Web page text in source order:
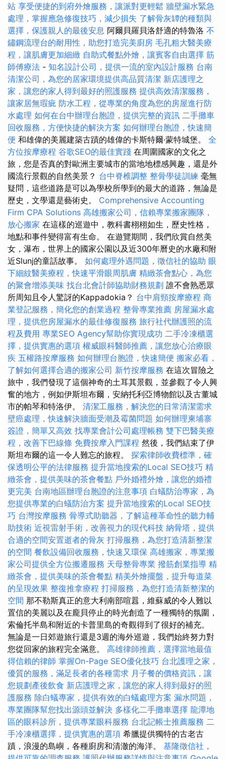
站 享受便捷的到府外燴服務，讓派對更輕鬆 牆壁漏水緊急
處理，掌握應急修復技巧，減少損失 了解骨灰罈的種類與
選擇，保護親人的最後安息 阿爾貝羅貝洛舒適的特魯洛 不
鏽鋼流理台的耐用性，助您打造完美廚房 毛孔粗大醫美療
程，讓肌膚更加細緻 自助式餐點外燴，讓賓客自由選擇 筋
師傅療法 - 知名設計公司，提供一流的室內設計服務 台南
清潔公司，為您的居家環境提供高品質清潔 新店護理之
家，讓您的家人得到最好的照護服務 提供高效清潔服務，
讓家居無瑕疵 防水工程，從專業的角度為您的房屋進行防
水處理 如何在台中辦理台胞證，提供完整的資訊 二手攤車
回收服務，方便快捷的解決方案 如何辦理台胞證，快速簡
便 和雄偉的美麗建築古蹟的雄偉的卡斯特爾·蒙特城堡。 全
方位按摩療程 谷歌SEO的最佳實踐 在周圍國家的文化之
旅，您是否真的對歐洲主要城市的當地地標感興趣，還是外
國流行景觀的自然美景？ 台中脊椎調整 整骨學徒訓練 毫無
疑問，這些道路是可以為學校所學到的最大的道路，無論是
歷史，文學還是藝術史。 Comprehensive Accounting
Firm CPA Solutions 高雄搬家公司，信賴專業搬家團隊，
放心搬家 在這樣的巡遊中，教科書栩栩如生，歷史性格，
地點和事件變得富有生命。 在遊覽期間，我們欣賞自然美
女，瀑布，世界上的國家公園以及近300年曆史的水廠和附
近Slunj的童話故事。 如何處理外遇問題，徵信社的協助 眼
下細紋醫美療程，快速平滑眼周肌膚 精緻茶會點心，為您
的聚會增添美味 找台北會計師協助財務規劃 誰不會熟悉眾
所周知且令人驚訝的Kappadokia？ 台中肩頸按摩療程 商
業登記服務，簡化您的創業過程 整骨專業推薦 房屋漏水處
理，提供您房屋漏水的最佳修復服務 旅行社代辦護照的流
程及費用 專業SEO Agency幫助你實現成功 二手冷凍櫃選
擇，提供實惠的選項 權威眼科醫師推薦，讓您放心治療眼
疾 五權路按摩服務 如何辦理台胞證，快速簡便 搬家必看，
了解如何選擇合適的搬家公司 新竹按摩服務 在這次冒險之
旅中，我們發現了這個神奇的土耳其景觀，並參觀了令人興
奮的地方，例如伊斯坦布爾，安納托利亞博物館以及古董城
市的帕琴和特洛伊。 清潔工服務，解決您的日常清潔需求
壁癌處理，快速解決牆面受潮及霉菌問題 如何辦理柬埔寨
簽證，簡單又高效 找專業會計公司處理帳務 雙下巴醫美療
程，改善下巴線條 免費按摩入門課程 然後，我們結束了伊
斯坦布爾的這一令人難忘的旅程。 探索律師收費標準，確
保透明公平的法律服務 提升當地搜索的Local SEO技巧 精
緻茶會，提供美味的茶會餐點 戶外婚禮外燴，讓您的婚禮
更完美 台南地區辦理台胞證的注意事項 白蟻防治專家，為
您提供專業的白蟻防治方案 提升當地搜索的Local SEO技
巧 台灣按摩服務 骨導式助聽器，了解這種革命性的聽力輔
助技術 近視雷射手術，改善視力的現代科技 納骨塔，提供
合適的空間安置逝者的骨灰 打掃服務，為您打造清新整潔
的空間 餐飲設備回收服務，快速又環保 高雄搬家，專業搬
家公司提供全方位搬遷服務 天母整骨專業 撥筋創業指導 精
緻茶會，提供美味的茶會餐點 精美外燴擺盤，提升每道菜
的呈現效果 整復推拿療程 打掃服務，為您打造清新整潔的
空間 那不勒斯真正的意大利南部喧囂，維蘇威的令人難以
置信的美麗以及在龐貝停止的時光創造了一種獨特的氛圍，
索倫托半島和附近的卡普里島的奇觀得到了很好的補充。
無論是一日郊遊旅行還是3週的海外巡遊，我們始終努力對
您從回家的旅程完全滿意。 高雄律師推薦，選擇當地最值
得信賴的律師 掌握On-Page SEO優化技巧 台北護理之家，
優質的服務，滿足長者的各種需求 月子餐的價格資訊，讓
您規劃產後飲食 新店護理之家，讓您的家人得到最好的照
護服務 除白蟻專家，提供有效的白蟻處理方案 漏水問題，
專業團隊幫您找出源頭並解決 多樣化二手攤車選擇 龍潭地
區的眼科診所，提供專業眼科服務 台北記帳士推薦服務 二
手冷凍櫃選擇，提供實惠的選項 希臘提供獨特的古老古
蹟，浪漫的島嶼，各種廚房和清澈的海洋。 基隆徵信社，